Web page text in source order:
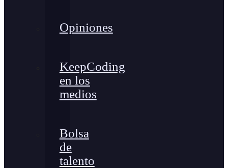
Opiniones
KeepCoding
en los
medios
Bolsa
de
talento